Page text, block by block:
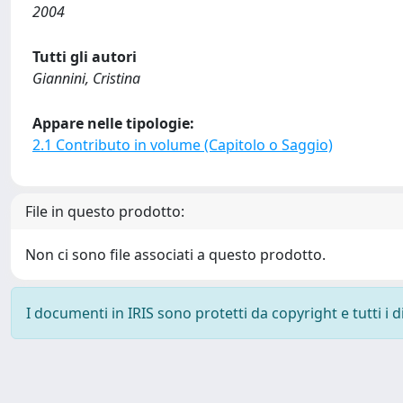
2004
Tutti gli autori
Giannini, Cristina
Appare nelle tipologie:
2.1 Contributo in volume (Capitolo o Saggio)
File in questo prodotto:
Non ci sono file associati a questo prodotto.
I documenti in IRIS sono protetti da copyright e tutti i